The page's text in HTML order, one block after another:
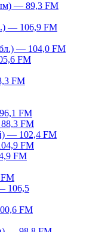
— 89,3 FM
— 106,9 FM
— 104,0 FM
FM
FM
FM
FM
— 102,4 FM
FM
FM
106,5
FM